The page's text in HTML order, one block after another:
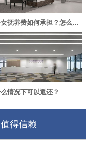
离婚后子女抚养费如何承担？怎么变更？
情况下可以返还？
得信赖